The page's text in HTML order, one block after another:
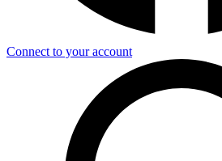
Connect to your account